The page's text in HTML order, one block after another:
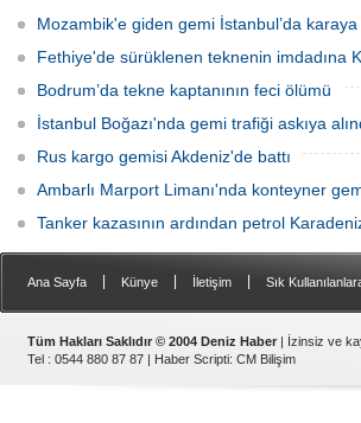
Mozambik'e giden gemi İstanbul’da
Fethiye'de sürüklenen teknenin imdadına
Bodrum’da tekne kaptanının feci ölümü
İstanbul Boğazı'nda gemi trafiği askıya
Rus kargo gemisi Akdeniz'de battı
Ambarlı Marport Limanı'nda konteyner
Tanker kazasının ardından petrol
Ana Sayfa Künye İletişim Sık
Tüm Hakları Saklıdır © 2004 Deniz Haber | İzinsiz ve
Tel : 0544 880 87 87 | Haber Scripti: CM Bilişim